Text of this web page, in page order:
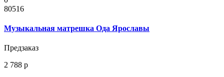
80516
Музыкальная матрешка Ода Ярославы
Предзаказ
2 788 р